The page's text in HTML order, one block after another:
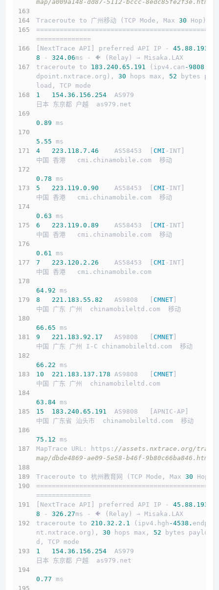
map/a009a148-dd87-5112-bccc-8edc85fe2f3e.html
Traceroute to 广州移动 (TCP Mode, Max 30 Hop)
==============================================
==============
[NextTrace API] preferred API IP - 45.88 .193
8 - 324.06ms - 🐠 (Relay) → Misaka.LAX
traceroute to 183.240 .65 .191 (ipv4.can -9808.
dpoint.nxtrace.org), 30 hops max, 52 bytes pay
load, TCP mode
1
154.36 .156 .254
  AS979
日本 东京都 户越  as979.net
0.89 ms
5.55 ms
4
223.118 .7 .46
    AS58453  [
CMI -INT]
中国 香港   cmi.chinamobile.com  移动
0.78 ms
5
223.119 .0 .90
    AS58453  [
CMI -INT]
中国 香港   cmi.chinamobile.com  移动
0.63 ms
6
223.119 .0 .89
    AS58453  [
CMI -INT]
中国 香港   cmi.chinamobile.com  移动
0.61 ms
7
223.120 .2 .26
    AS58453  [
CMI -INT]
中国 香港   cmi.chinamobile.com
64.92 ms
8
221.183 .55 .82
   AS9808   [
CMNET
中国 广东 广州  chinamobileltd.com  移动
66.65 ms
9
221.183 .92 .17
   AS9808   [
CMNET
中国 广东 广州 I-C chinamobileltd.com  移动
66.22 ms
10
221.183 .137 .178 AS9808   [ CMNET
中国 广东 广州  chinamobileltd.com
63.84 ms
15
183.240 .65 .191
  AS9808   [APNIC-AP]
中国 广东省 汕头市  chinamobileltd.com  移动
75.12 ms
MapTrace URL: https: //assets.nxtrace.org/trace
map/dbde4869-ae09-5e58-b46f-9b80c66ba846.html
Traceroute to 杭州教育网 (TCP Mode, Max 30 Hop)
==============================================
==============
[NextTrace API] preferred API IP - 45.88 .193
8 - 326.27ms - 🐠 (Relay) → Misaka.LAX
traceroute to 210.32 .2 .1 (ipv4.hgh -4538. endpoi
nt.nxtrace.org), 30 hops max, 52 bytes payloa
d, TCP mode
1
154.36 .156 .254
  AS979
日本 东京都 户越  as979.net
0.77 ms